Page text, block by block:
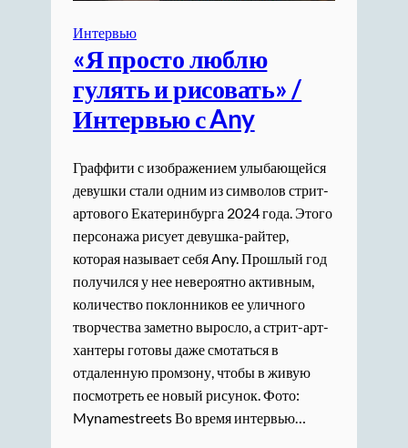
Интервью
«Я просто люблю
гулять и рисовать» /
Интервью с Any
Граффити с изображением улыбающейся
девушки стали одним из символов стрит-
артового Екатеринбурга 2024 года. Этого
персонажа рисует девушка-райтер,
которая называет себя Any. Прошлый год
получился у нее невероятно активным,
количество поклонников ее уличного
творчества заметно выросло, а стрит-арт-
хантеры готовы даже смотаться в
отдаленную промзону, чтобы в живую
посмотреть ее новый рисунок. Фото:
Mynamestreets Во время интервью…